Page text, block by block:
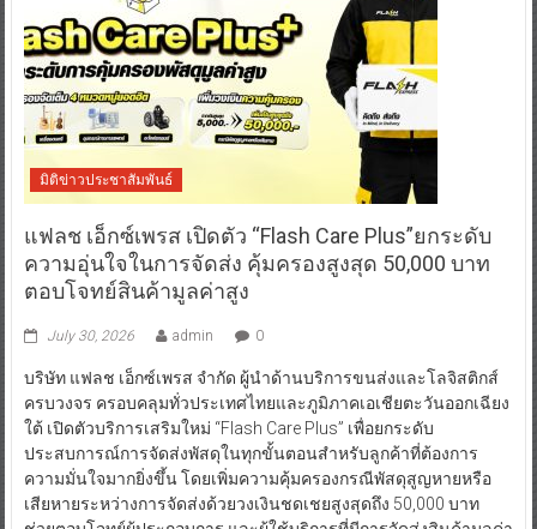
มิติข่าวประชาสัมพันธ์
แฟลช เอ็กซ์เพรส เปิดตัว “Flash Care Plus”ยกระดับ
ความอุ่นใจในการจัดส่ง คุ้มครองสูงสุด 50,000 บาท
ตอบโจทย์สินค้ามูลค่าสูง
July 30, 2026 admin 0
บริษัท แฟลช เอ็กซ์เพรส จำกัด ผู้นำด้านบริการขนส่งและโลจิสติกส์
ครบวงจร ครอบคลุมทั่วประเทศไทยและภูมิภาคเอเชียตะวันออกเฉียง
ใต้ เปิดตัวบริการเสริมใหม่ “Flash Care Plus” เพื่อยกระดับ
ประสบการณ์การจัดส่งพัสดุในทุกขั้นตอนสำหรับลูกค้าที่ต้องการ
ความมั่นใจมากยิ่งขึ้น โดยเพิ่มความคุ้มครองกรณีพัสดุสูญหายหรือ
เสียหายระหว่างการจัดส่งด้วยวงเงินชดเชยสูงสุดถึง 50,000 บาท